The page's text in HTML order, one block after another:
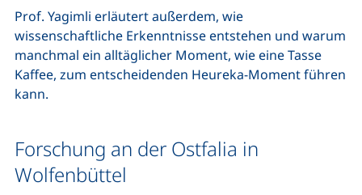
Prof. Yagimli erläutert außerdem, wie
wissenschaftliche Erkenntnisse entstehen und warum
manchmal ein alltäglicher Moment, wie eine Tasse
Kaffee, zum entscheidenden Heureka-Moment führen
kann.
Forschung an der Ostfalia in
Wolfenbüttel